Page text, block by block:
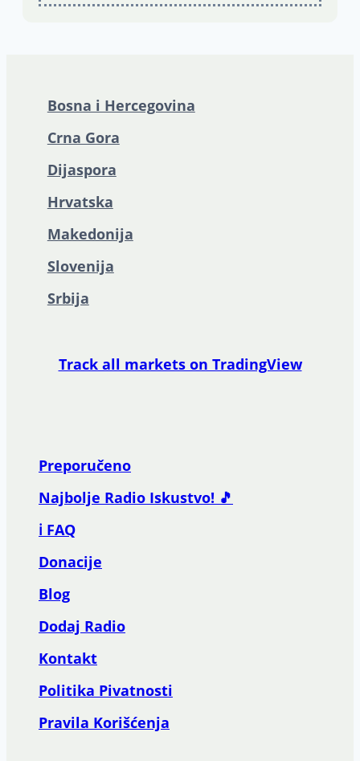
Bosna i Hercegovina
Crna Gora
Dijaspora
Hrvatska
Makedonija
Slovenija
Srbija
Track all markets on TradingView
Preporučeno
Najbolje Radio Iskustvo! 🎵
ℹ️ FAQ
Donacije
Blog
Dodaj Radio
Kontakt
Politika Pivatnosti
Pravila Korišćenja